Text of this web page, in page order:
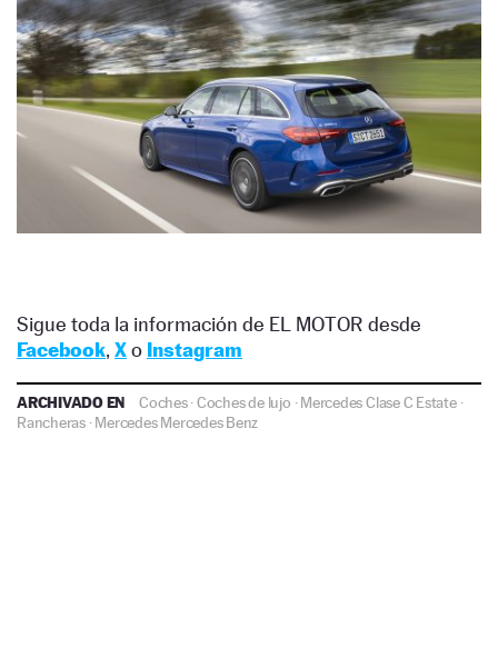
Sigue toda la información de EL MOTOR desde
Facebook, Xo Instagram
ARCHIVADO EN Coches·Coches de lujo ·Mercedes Clase C Estate·
Rancheras·Mercedes Mercedes Benz